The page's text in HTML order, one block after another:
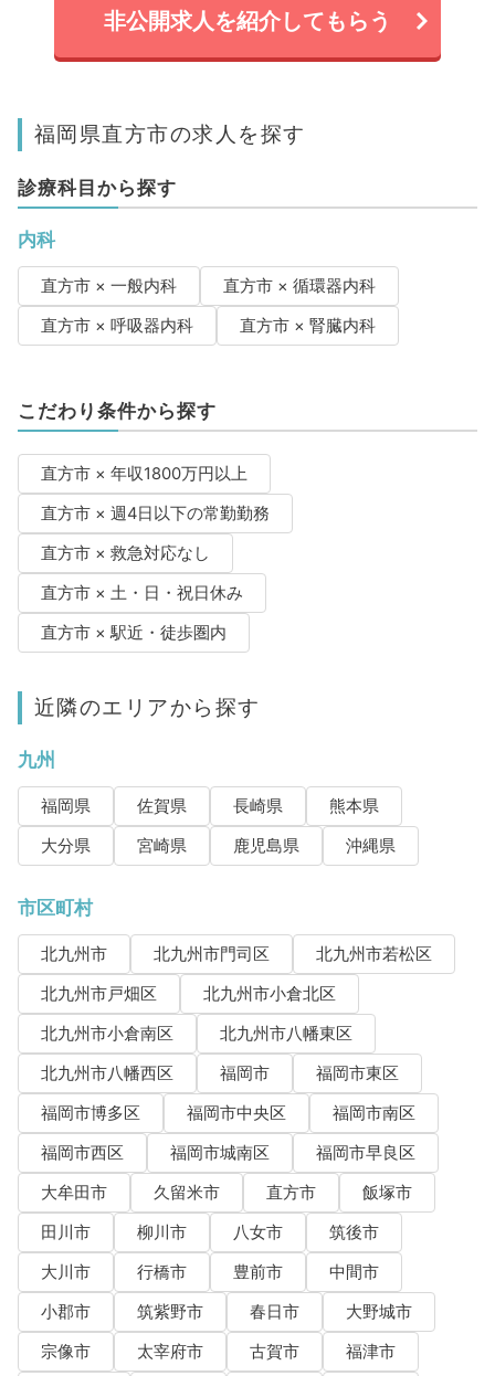
非公開求人を紹介してもらう
福岡県直方市の求人を探す
診療科目から探す
内科
直方市 × 一般内科
直方市 × 循環器内科
直方市 × 呼吸器内科
直方市 × 腎臓内科
こだわり条件から探す
直方市 × 年収1800万円以上
直方市 × 週4日以下の常勤勤務
直方市 × 救急対応なし
直方市 × 土・日・祝日休み
直方市 × 駅近・徒歩圏内
近隣のエリアから探す
九州
福岡県 佐賀県 長崎県
熊本県
大分県
宮崎県 鹿児島県 沖縄県
市区町村
北九州市 北九州市門司区
北九州市若松区
北九州市戸畑区
北九州市小倉北区
北九州市小倉南区
北九州市八幡東区
北九州市八幡西区
福岡市
福岡市東区
福岡市博多区
福岡市中央区
福岡市南区
福岡市西区
福岡市城南区
福岡市早良区
大牟田市
久留米市 直方市
飯塚市
田川市
柳川市 八女市
筑後市
大川市
行橋市 豊前市
中間市
小郡市
筑紫野市 春日市
大野城市
宗像市
太宰府市 古賀市
福津市